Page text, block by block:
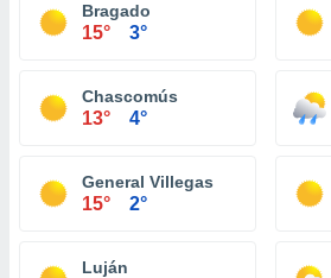
Bragado
15° 3°
Chascomús
13° 4°
General Villegas
15° 2°
Luján